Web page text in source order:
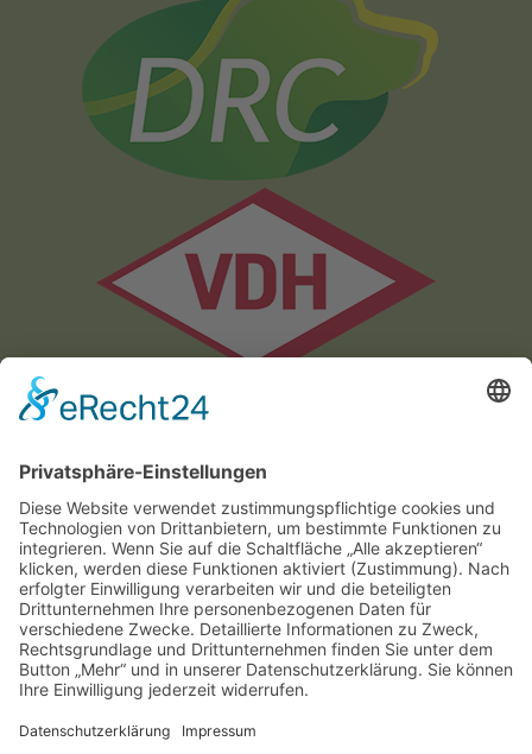
Impressum|Datenschutzerklärung
Downloads|Cookie-Einstellungen